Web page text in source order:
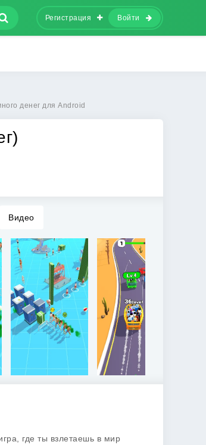
Регистрация Войти
денег для Android
Видео
где ты взлетаешь в мир